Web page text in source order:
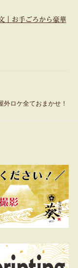
｜お手ごろから豪華
外ロケ全ておまかせ！